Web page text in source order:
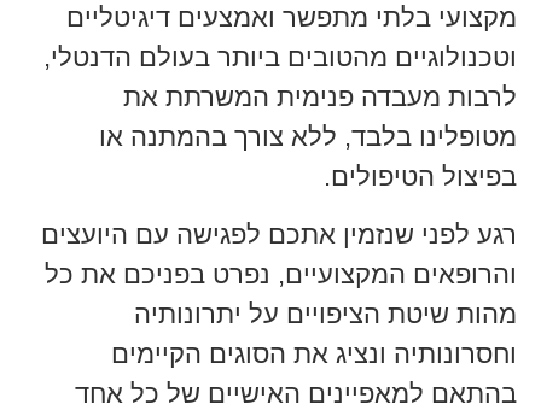
מקצועי בלתי מתפשר ואמצעים דיגיטליים
וטכנולוגיים מהטובים ביותר בעולם הדנטלי,
לרבות מעבדה פנימית המשרתת את
מטופלינו בלבד, ללא צורך בהמתנה או
בפיצול הטיפולים.
רגע לפני שנזמין אתכם לפגישה עם היועצים
והרופאים המקצועיים, נפרט בפניכם את כל
מהות שיטת הציפויים על יתרונותיה
וחסרונותיה ונציג את הסוגים הקיימים
בהתאם למאפיינים האישיים של כל אחד